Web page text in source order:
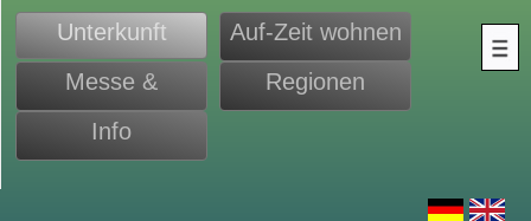
Unterkunft
Auf-Zeit wohnen
Messe &
Monteure
Regionen
Info